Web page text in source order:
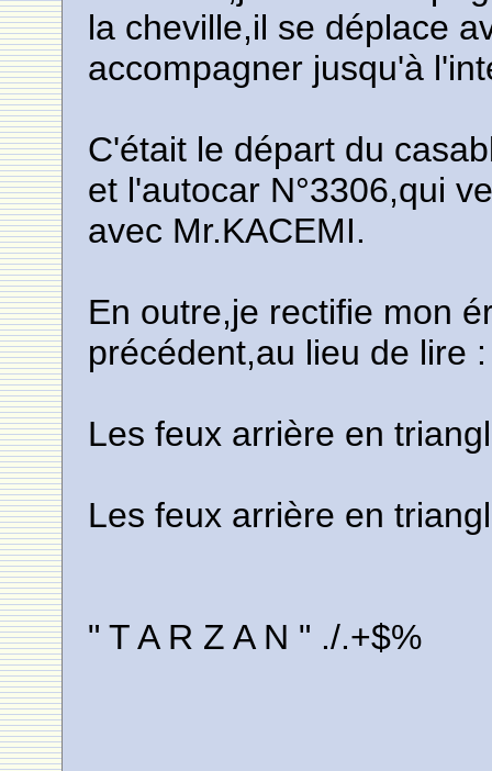
la cheville,il se déplace
accompagner jusqu'à
C'était le départ du
et l'autocar N°3306,qui
avec Mr.KACEMI.
En outre,je rectifie mon
précédent,au lieu de lire :
Les feux arrière en
Les feux arrière en
" T A R Z A N " ./.+$%